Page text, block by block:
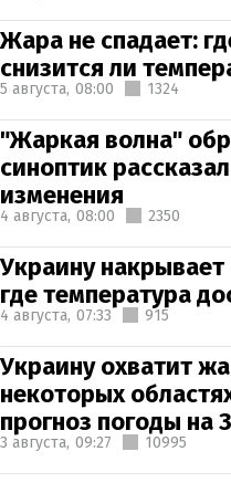
Жара не спадает:
снизится ли
5 августа, 08:00 1324
"Жаркая волна"
синоптик
изменения
4 августа, 08:00 2350
Украину
где температура
4 августа, 07:33 915
Украину охватит
некоторых
прогноз погоды на
3 августа, 09:27 10995